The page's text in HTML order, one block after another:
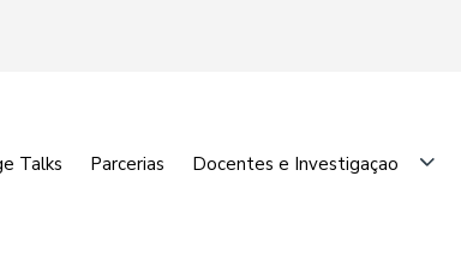
Talks Parcerias Docentes e Investigaçao